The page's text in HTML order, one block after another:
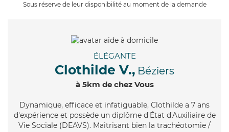
Sous réserve de leur disponibilité au moment de la demande
ÉLÉGANTE
Clothilde V., Béziers
à 5km de chez Vous
Dynamique, efficace et infatiguable, Clothilde a 7 ans
d'expérience et possède un diplôme d'État d'Auxiliaire de
Vie Sociale (DEAVS). Maitrisant bien la trachéotomie /